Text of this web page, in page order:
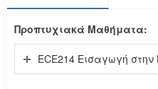
Προπτυχιακά Μαθήματα:
ECE214 Εισαγωγή στην